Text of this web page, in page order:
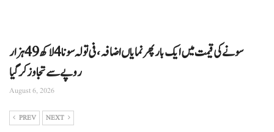
سونے کی قیمت میں ایک بار پھر نمایاں اضافہ، فی تولہ سونا 4 لاکھ 49 ہزار
روپے سے تجاوز کرگیا
August 6, 2026
PREV NEXT